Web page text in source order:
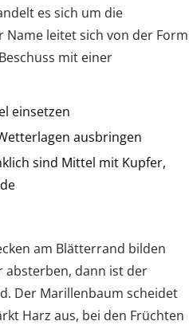
es sich um die
Name leitet sich von der Form
mit einer
einsetzen
ausbringen
sind Mittel mit Kupfer,
am Blätterrand bilden
absterben, dann ist der
Der Marillenbaum scheidet
Harz aus, bei den Früchten